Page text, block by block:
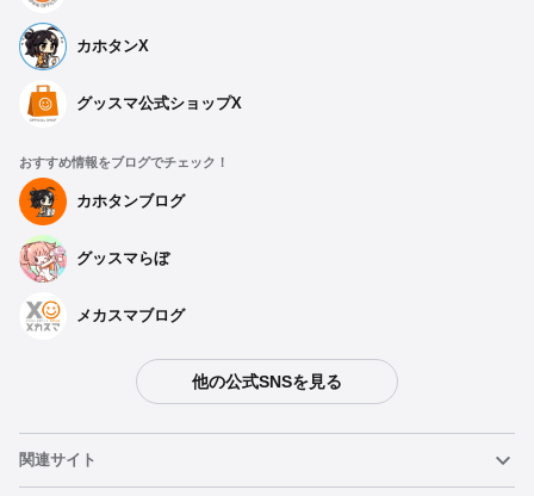
カホタンX
グッスマ公式ショップX
おすすめ情報をブログでチェック！
カホタンブログ
グッスマらぼ
メカスマブログ
他の公式SNSを見る
関連サイト